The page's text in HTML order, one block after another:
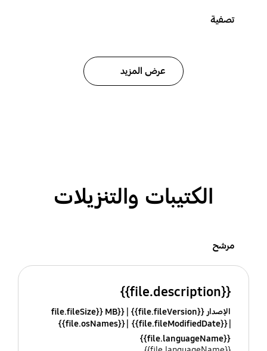
تصفية
عرض المزيد
الكتيبات والتنزيلات
مرشح
{{file.description}}
الإصدار {{file.fileVersion}}
{{file.fileSize}} MB
{{file.fileModifiedDate}}
{{file.osNames}}
{{file.languageName}}